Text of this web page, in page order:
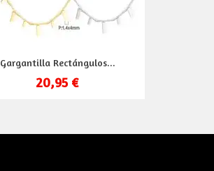
Gargantilla Rectángulos...
20,95 €